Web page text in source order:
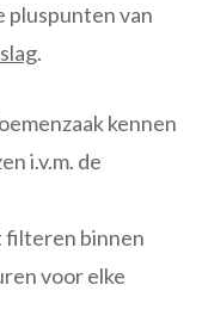
pluspunten van
.
kennen
i.v.m. de
filteren binnen
voor elke